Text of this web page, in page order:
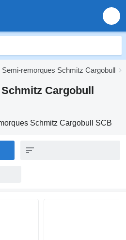
Semi-remorques Schmitz Cargobull
Cargobull
Schmitz Cargobull SCB